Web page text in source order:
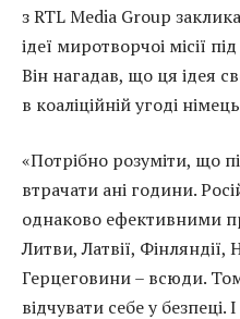
з RTL Media Group
ідеї миротворчоі місії
Він нагадав, що ця ідея
в коаліційній угоді
«Потрібно розуміти, що
втрачати ані години.
однаково ефективними
Литви, Латвії, Фінляндії,
Герцеговини – всюди.
відчувати себе у